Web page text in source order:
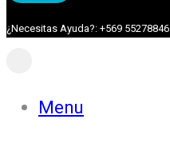
¿Necesitas Ayuda?: +569 55278846
Menu